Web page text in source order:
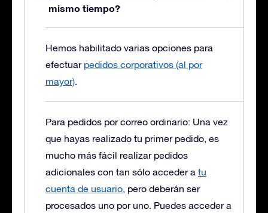
mismo tiempo?
Hemos habilitado varias opciones para
efectuar pedidos corporativos (al por
mayor).
Para pedidos por correo ordinario: Una vez
que hayas realizado tu primer pedido, es
mucho más fácil realizar pedidos
adicionales con tan sólo acceder a tu
cuenta de usuario, pero deberán ser
procesados uno por uno. Puedes acceder a